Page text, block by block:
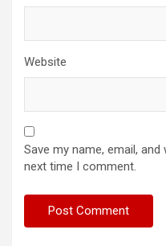
Website
Save my name, email,
next time I comment.